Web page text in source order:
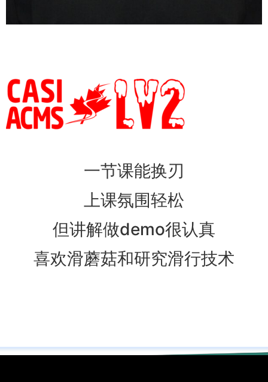
一节课能换刃
上课氛围轻松
但讲解做demo很认真
喜欢滑蘑菇和研究滑行技术